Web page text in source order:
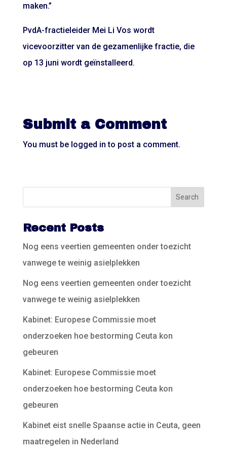
maken.”
PvdA-fractieleider Mei Li Vos wordt
vicevoorzitter van de gezamenlijke fractie, die
op 13 juni wordt geïnstalleerd.
Submit a Comment
You must be logged in to post a comment.
Recent Posts
Nog eens veertien gemeenten onder toezicht
vanwege te weinig asielplekken
Nog eens veertien gemeenten onder toezicht
vanwege te weinig asielplekken
Kabinet: Europese Commissie moet
onderzoeken hoe bestorming Ceuta kon
gebeuren
Kabinet: Europese Commissie moet
onderzoeken hoe bestorming Ceuta kon
gebeuren
Kabinet eist snelle Spaanse actie in Ceuta, geen
maatregelen in Nederland